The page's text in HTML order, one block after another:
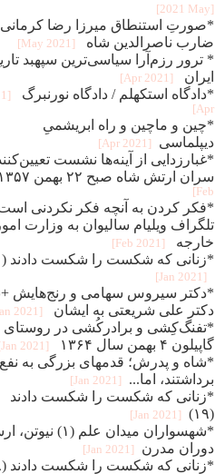
[2021 May]
*صورتِ استنطاق میرزا رضا
ضارب ناصرالدین شاه
[2021 May]
* ترور رزم‌آرا سیاسی‌ترین سپهبد
ایران
[2021 Apr]
*دادگاه استکهلم / دادگاه نورنبرگ
Apr]
*چین و ماچین و راه ابريشمیِ
ديپلماسی
[2021 Apr]
*غبارزدایی از آینه‌ها نشست
سران ارتش شاه صبح ۲۲ بهمن ۱۳۵۷
Feb]
*فکر کردن به آنچه فکر نکردنی
تلگراف ویلیام سالیوان به وزارت امور
خارجه
[2021 Feb]
[2021 Jan]
*دکتر سیروس سهامی و رنج‌هایش
دکتر علی شریعتی به ایشان
[2021 Jan]
*تفنگ‌کِشی و برادرکُشی در روستای
گاپیلون ۴ بهمن سال ۱۳۶۴
[2021 Jan]
*شاه و پدرش؛ قدمهای بزرگی به نفع
برداشتند، اما...
[2021 Jan]
*زنانی که شکست را شکست دادند
(۱۹)
[2021 Jan]
*شهسواران میدان علم
دوران مدرن
[2021 Jan]